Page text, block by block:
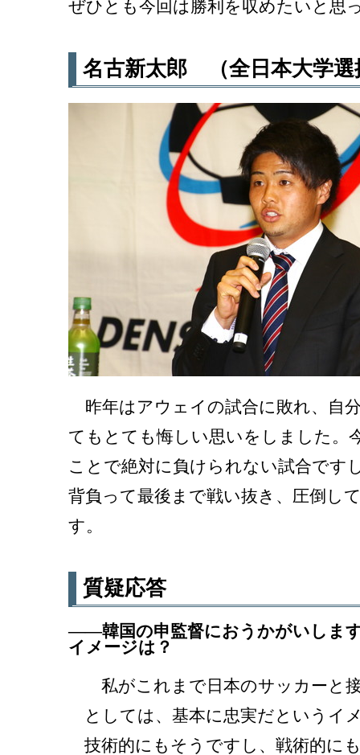
ぜひとも今回は勝利を収めたいと思
名古新太郎 （全日本大学
昨年はアウェイの試合に敗れ、自
てもとても悔しい思いをしました。
ことで絶対に負けられない試合です
背負って最後まで戦い抜き、圧倒し
す。
質疑応答
――韓国の申監督におうかがいしま
イメージは？
私がこれまで日本のサッカーと
としては、基本に忠実だというイ
技術的にもそうですし、戦術的に